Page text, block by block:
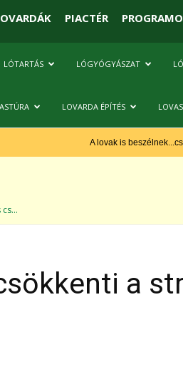
PIACTÉR
LÓTARTÁS LÓGYÓGYÁSZAT
LOVARDA ÉPÍTÉS
A lovak is
a